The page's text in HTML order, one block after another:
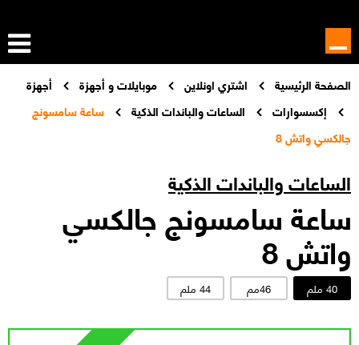
الصفحة الرئيسية اشتري اونلاين موبايلات و أجهزة
أجهزة
إكسسوارات
الساعات والباندات الذكية
ساعة سامسونج
جالكسي واتش 8
الساعات والباندات الذكية
ساعة سامسونج جالكسي
واتش 8
40 ملم 46مم 44 ملم